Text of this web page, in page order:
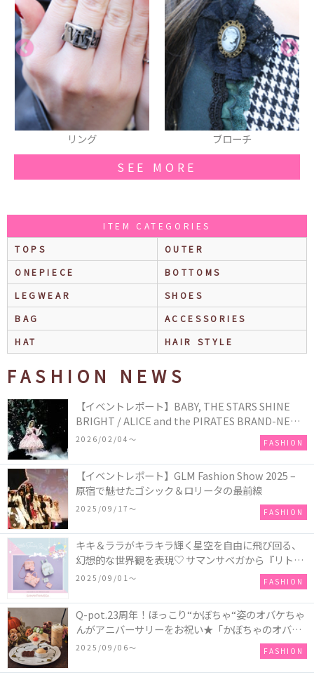
ブローチ カットソー
SEE MORE
ITEM CATEGORIES
TOPS
OUTER
ONEPIECE
BOTTOMS
LEGWEAR
SHOES
BAG
ACCESSORIES
HAT
HAIR STYLE
FASHION NEWS
【イベントレポート】BABY, THE STARS SHINE
BRIGHT / ALICE and the PIRATES BRAND-NEW
COLLECTION in TOKYO
2026/02/04〜 FASHION
【イベントレポート】GLM Fashion Show 2025 –
原宿で魅せたゴシック＆ロリータの最前線
2025/09/17〜 FASHION
キキ＆ララがキラキラ輝く星空を自由に飛び回る、
幻想的な世界観を表現♡ サマンサベガから『リトル
ツインスターズ』50周年アニバーサリーイヤー』を
2025/09/01〜 FASHION
Q-pot.23周年！ほっこり“かぼちゃ“姿のオバケちゃ
んがアニバーサリーをお祝い★「かぼちゃのオバケ
ーキアクセサリー」が新発売！Q-pot CAFE.では
「かぼちゃのオバケーキプレート」も登場
2025/09/06〜 FASHION